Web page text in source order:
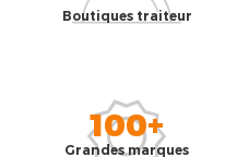
Boutiques traiteur
100+
Grandes marques